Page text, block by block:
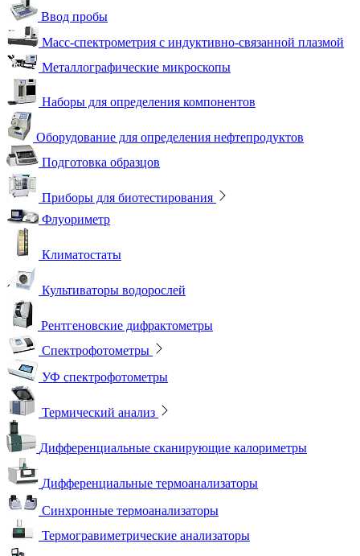
Ввод пробы
Масс-спектрометрия с индуктивно-связанной плазмой
Металлографические микроскопы
Наборы для определения компонентов
Оборудование для определения нефтепродуктов
Подготовка образцов
Приборы для биотестирования
Флуориметр
Климатостаты
Культиваторы водорослей
Рентгеновские дифрактометры
Спектрофотометры
УФ спектрофотометры
Термический анализ
Дифференциальные сканирующие калориметры
Дифференциальные термоанализаторы
Синхронные термоанализаторы
Термогравиметрические анализаторы